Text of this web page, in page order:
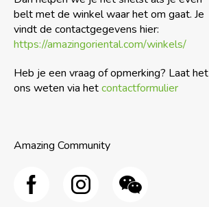
belt met de winkel waar het om gaat. Je
vindt de contactgegevens hier:
https://amazingoriental.com/winkels/
Heb je een vraag of opmerking? Laat het
ons weten via hetcontactformulier
Amazing Community